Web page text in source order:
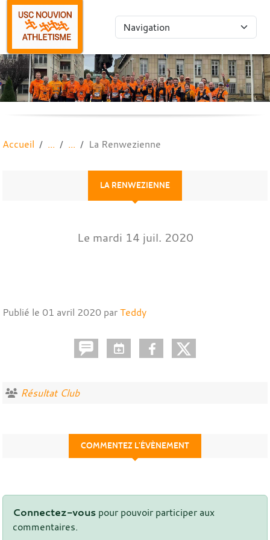
Accueil La Renwezienne
LA RENWEZIENNE
Le mardi 14 juil. 2020
Publié le 01 avril 2020 parTeddy
Résultat Club
COMMENTEZ L’ÉVÈNEMENT
Connectez-vous pour pouvoir participer aux
commentaires.
Panneau de gestion des cookies